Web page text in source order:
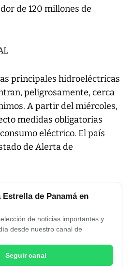
de 120 millones de
principales hidroeléctricas
peligrosamente, cerca
A partir del miércoles,
medidas obligatorias
eléctrico. El país
de Alerta de
Estrella de Panamá en
de noticias importantes y
desde nuestro canal de
Seguir canal